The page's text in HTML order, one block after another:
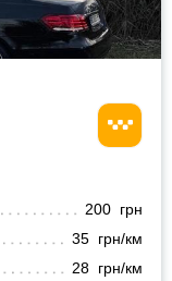
200 грн
35 грн/км
28 грн/км